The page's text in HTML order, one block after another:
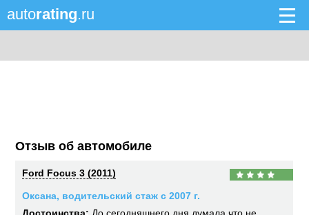
autorating.ru
Отзыв об автомобиле
Ford Focus 3 (2011)
Оксана, водительский стаж с 2007 г.